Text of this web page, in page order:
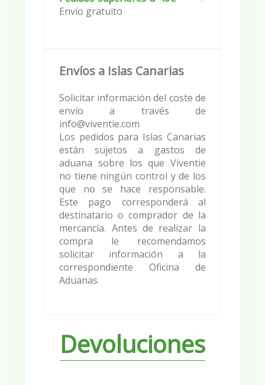
Envío gratuito
Envíos a Islas Canarias
Solicitar información del coste de
envío a través de
info@viventie.com
Los pedidos para Islas Canarias
están sujetos a gastos de
aduana sobre los que Viventie
no tiene ningún control y de los
que no se hace responsable.
Este pago corresponderá al
destinatario o comprador de la
mercancía. Antes de realizar la
compra le recomendamos
solicitar información a la
correspondiente Oficina de
Aduanas.
Devoluciones